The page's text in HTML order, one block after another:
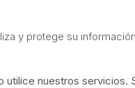
y protege su información
utilice nuestros servicios.